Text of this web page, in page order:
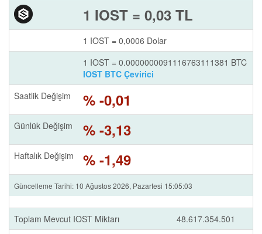
1 IOST = 0,03 TL
1 IOST = 0,0006 Dolar
1 IOST = 0.0000000091116763111381 BTC
IOST BTC Çevirici
Saatlik Değişim
% -0,01
Günlük Değişim % -3,13
Haftalık Değişim % -1,49
Güncelleme Tarihi: 10 Ağustos 2026, Pazartesi 15:05:03
Toplam Mevcut IOST Miktarı
48.617.354.501